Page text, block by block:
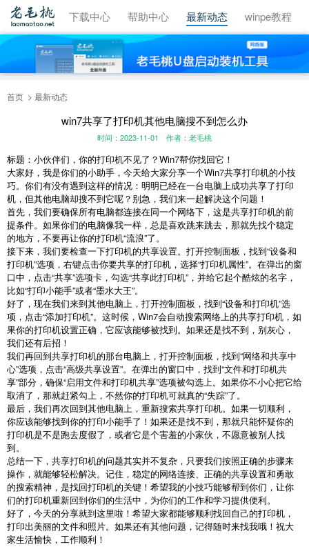
视频教程 下载中心 帮助中心 最新动态 winpe教程
首页 最新动态
win7共享了打印机其他电脑搜不到怎么办
时间：2023-11-01 作者：老毛桃
标题：小伙伴们，你的打印机不见了？Win7帮你找回它！
大家好，我是你们的小助手，今天给大家分享一个Win7共享打印机的小技
巧。你们有没有遇到这样的情况：明明已经在一台电脑上成功共享了打印
机，但其他电脑却搜不到它呢？别急，我们来一起解决这个问题！
首先，我们要确保所有电脑都连接在同一个网络下，这是共享打印机的前
提条件。如果你们的电脑像我一样，总是喜欢跳来跳去，那就先找个稳定
的地方，不要再让你的打印机“流浪”了。
接下来，我们要检查一下打印机的共享设置。打开控制面板，找到“设备和
打印机”选项，右键点击你要共享的打印机，选择“打印机属性”。在弹出的窗
口中，点击“共享”选项卡，勾选“共享此打印机”，并给它起个酷炫的名字，
比如“打印小能手”或者“墨水大王”。
好了，现在我们来到其他电脑上，打开控制面板，找到“设备和打印机”选
项，点击“添加打印机”。这时候，Win7会自动搜索网络上的共享打印机，如
果你的打印机设置正确，它应该能够被找到。如果还是找不到，别灰心，
我们还有后招！
我们再回到共享打印机的那台电脑上，打开控制面板，找到“网络和共享中
心”选项，点击“高级共享设置”。在弹出的窗口中，找到“文件和打印机共
享”部分，确保“启用文件和打印机共享”选项被勾选上。如果你不小心把它给
取消了，那就赶紧勾上，不然你的打印机可就真的“失踪”了。
最后，我们再次回到其他电脑上，重新搜索共享打印机。如果一切顺利，
你应该能够找到你的打印小能手了！如果还是找不到，那就只能怀疑你的
打印机是不是跑去度假了，或者它是个害羞的小家伙，不愿意被别人找
到。
总结一下，共享打印机的问题其实并不复杂，只要我们按照正确的步骤来
操作，就能够轻松解决。记住，稳定的网络连接、正确的共享设置和勇敢
的搜索精神，是找回打印机的关键！希望我的小技巧能够帮到你们，让你
们的打印机重新回到你们的生活中，为你们的工作和学习提供便利。
好了，今天的分享就到这里啦！希望大家都能够顺利找回自己的打印机，
打印出美丽的文件和照片。如果还有其他问题，记得随时来找我哦！祝大
家生活愉快，工作顺利！